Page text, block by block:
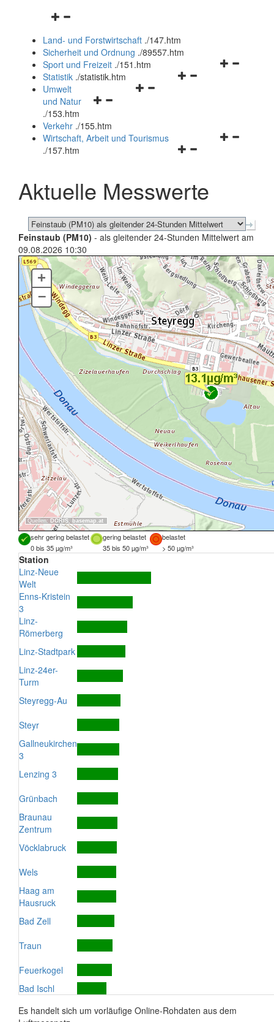
Navigationsmenü
und
schließen
Land- und Forstwirtschaft ./147.htm
Sicherheit und Ordnung ./89557.htm
Navigationsmenü
Sport und Freizeit ./151.htm
Navigationsmenü
Statistik ./statistik.htm
Navigationsmenü
und
schließen
Umwelt
und Natur
./153.htm
Verkehr ./155.htm
Navigationsmenü
schließen
Wirtschaft, Arbeit und Tourismus
./157.htm
Aktuelle Messwerte
Feinstaub (PM10) - als gleitender 24-Stunden Mittelwert am
09.08.2026 10:30
Quellen: DORIS, basemap.at
+
–
sehr gering belastet gering belastet
belastet
0 bis 35 µg/m³
35 bis 50 µg/m³ > 50 µg/m³
Station
Linz-Neue
Welt
Enns-Kristein
3
Linz-
Römerberg
Linz-Stadtpark
Linz-24er-
Turm
Steyregg-Au
Steyr
Gallneukirchen
3
Lenzing 3
Grünbach
Braunau
Zentrum
Vöcklabruck
Wels
Haag am
Hausruck
Bad Zell
Traun
Feuerkogel
Bad Ischl
Es handelt sich um vorläufige Online-Rohdaten aus dem